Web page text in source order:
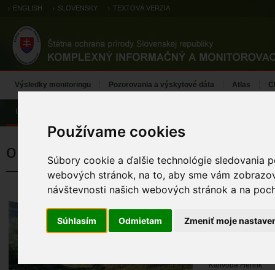
Používame cookies
Súbory cookie a ďalšie technológie sledovania
webových stránok, na to, aby sme vám
návštevnosti našich webových stránok a na
Súhlasím Odmietam Zmeniť moje
ENGLISH SLOVENSKY TEXTOVÁ VERZIA
Výsledky monitoringu Pozorovania a výskytové dáta Atlas
Úvod
ohniváčik veľký
ohniváčik
Kalivoda Henrik